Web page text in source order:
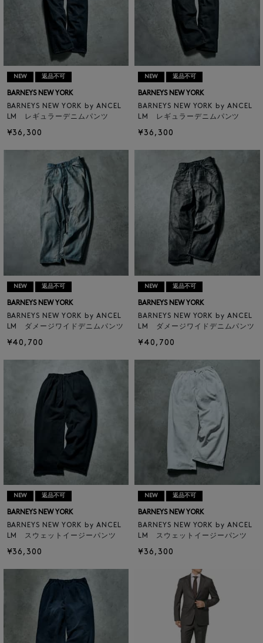
NEW 返品不可
BARNEYS NEW YORK
BARNEYS NEW YORK by ANCEL
LM レギュラーデニムパンツ
¥36,300
NEW 返品不可
BARNEYS NEW YORK
BARNEYS NEW YORK by ANCEL
LM レギュラーデニムパンツ
¥36,300
NEW 返品不可
BARNEYS NEW YORK
BARNEYS NEW YORK by ANCEL
LM ダメージワイドデニムパンツ
¥40,700
NEW 返品不可
BARNEYS NEW YORK
BARNEYS NEW YORK by ANCEL
LM ダメージワイドデニムパンツ
¥40,700
NEW 返品不可
BARNEYS NEW YORK
BARNEYS NEW YORK by ANCEL
LM スウェットイージーパンツ
¥36,300
NEW 返品不可
BARNEYS NEW YORK
BARNEYS NEW YORK by ANCEL
LM スウェットイージーパンツ
¥36,300